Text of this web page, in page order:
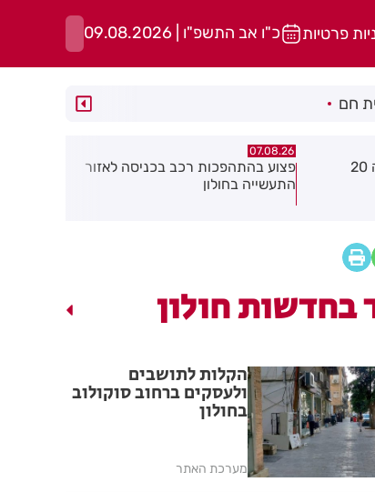
פרטיות כ"ו אב התשפ"ו | 09.08.2026
חם
לאזור
07.08.26
תיסלם ואתניקס הרימו את חולון
באוויר
בחדשות חולון
הקלות לתושבים
ולעסקים ברחוב סוקולוב
בחולון
מערכת האתר